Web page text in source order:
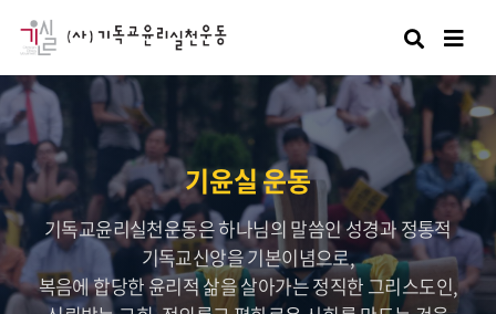
검색
기윤실 운동
기독교윤리실천운동은 하나님의 말씀인 성경과 정통적
기독교신앙을 기본이념으로,
복음에 합당한 윤리적 삶을 살아가는 정직한 그리스도인,